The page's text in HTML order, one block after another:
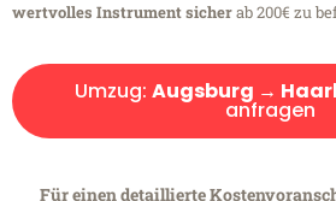
wertvolles Instrument sicherab 200€ zu
Umzug: Augsburg →
anfragen
Für einen detaillierte